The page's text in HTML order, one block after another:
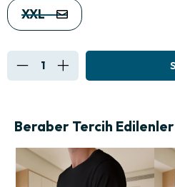
XXL
Beraber Tercih Edilenler